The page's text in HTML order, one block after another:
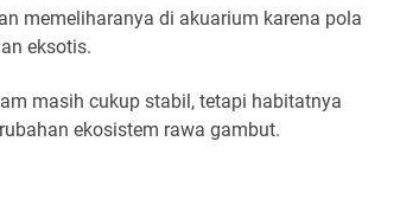
memeliharanya di akuarium karena pola
eksotis.
masih cukup stabil, tetapi habitatnya
ekosistem rawa gambut.